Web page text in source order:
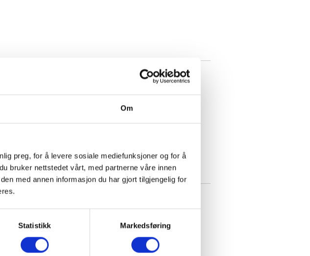
Om
preg, for å levere sosiale mediefunksjoner og for å
bruker nettstedet vårt, med partnerne våre innen
med annen informasjon du har gjort tilgjengelig for
Statistikk Markedsføring
10% Polyamide